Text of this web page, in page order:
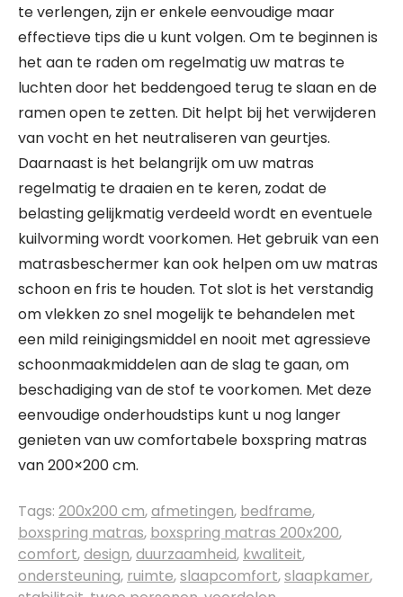
te verlengen, zijn er enkele eenvoudige maar
effectieve tips die u kunt volgen. Om te beginnen is
het aan te raden om regelmatig uw matras te
luchten door het beddengoed terug te slaan en de
ramen open te zetten. Dit helpt bij het verwijderen
van vocht en het neutraliseren van geurtjes.
Daarnaast is het belangrijk om uw matras
regelmatig te draaien en te keren, zodat de
belasting gelijkmatig verdeeld wordt en eventuele
kuilvorming wordt voorkomen. Het gebruik van een
matrasbeschermer kan ook helpen om uw matras
schoon en fris te houden. Tot slot is het verstandig
om vlekken zo snel mogelijk te behandelen met
een mild reinigingsmiddel en nooit met agressieve
schoonmaakmiddelen aan de slag te gaan, om
beschadiging van de stof te voorkomen. Met deze
eenvoudige onderhoudstips kunt u nog langer
genieten van uw comfortabele boxspring matras
van 200×200 cm.
Tags: 200x200 cm,afmetingen, bedframe,
boxspring matras, boxspring matras 200x200,
comfort,design,duurzaamheid, kwaliteit,
ondersteuning, ruimte,slaapcomfort,slaapkamer,